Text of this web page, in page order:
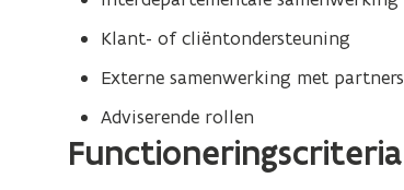
Klant- of cliëntondersteuning
Externe samenwerking met partners
Adviserende rollen
Functioneringscriteria